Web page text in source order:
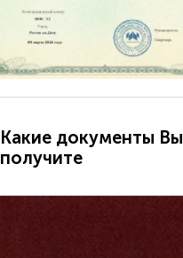
Какие документы Вы
получите